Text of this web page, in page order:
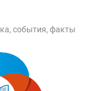
события, факты